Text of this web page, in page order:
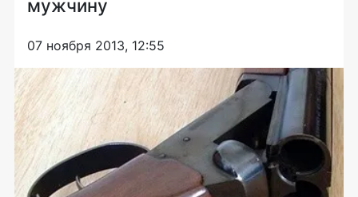
мужчину
07 ноября 2013, 12:55